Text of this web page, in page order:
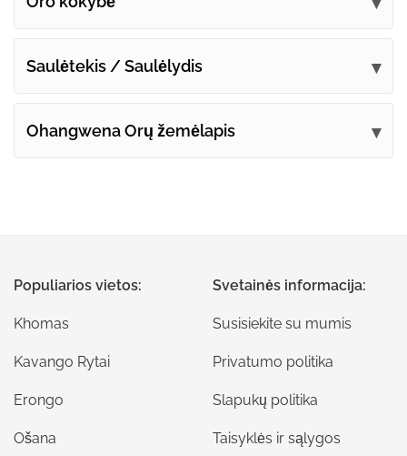
Saulėtekis / Saulėlydis
Ohangwena Orų žemėlapis
Populiarios vietos:
Khomas
Kavango Rytai
Erongo
Ošana
Svetainės informacija:
Susisiekite su mumis
Privatumo politika
Slapukų politika
Taisyklės ir sąlygos